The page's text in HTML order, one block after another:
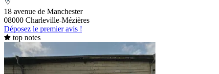
18 avenue de Manchester
08000 Charleville-Mézières
Déposez le premier avis !
top notes